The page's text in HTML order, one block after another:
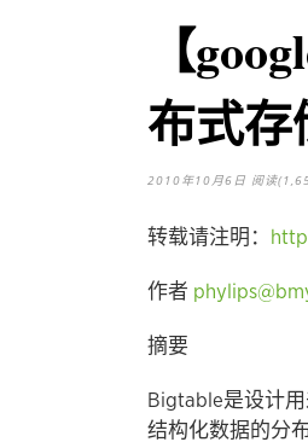
【
布式
2010年10月6日 阅读
转载请注明：
作者
摘要
Bigtable是设计
结构化数据的分